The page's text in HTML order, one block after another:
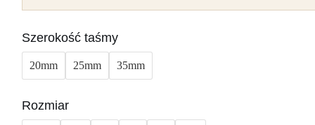
Szerokość taśmy
20mm 25mm 35mm
Rozmiar